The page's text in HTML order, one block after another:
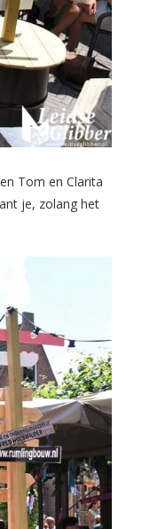
Tom en Clarita
je, zolang het